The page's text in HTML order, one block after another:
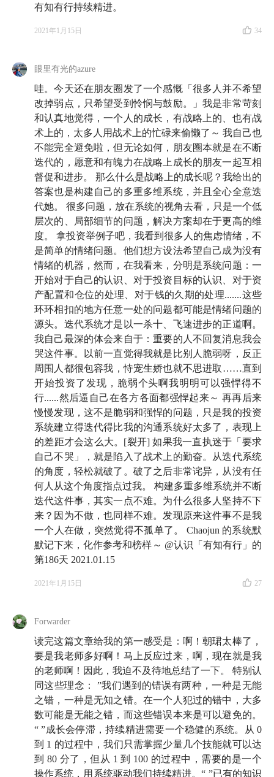
有知有行持续精进。
2021年1月15日 34
眼里有光的azure
哇。今天还在朋友圈发了一个感慨「很多人并不希望
改掉弱点，只希望受到怜悯与鼓励。」我是非常苛刻
和认真地觉得，一个人的成长，有战略上的、也有战
术上的，太多人用战术上的忙碌来偷懒了～ 我自己也
不能完全避免啦，但无论如何，朋友圈本就是在不断
迭代的，愿意和有魄力在战略上成长的朋友一起互相
督促和进步。 那么什么是战略上的成长呢？我给出的
答案也是构建自己的多重多维系统，并且全心全意迭
代她。 很多问题，放在系统的视角去看，只是一个低
层次的、局部细节的问题，解决方案却在于更高的维
度。 拿投资举例子吧，我看到很多人的焦虑情绪，不
是简单的情绪问题。他们想方设法希望自己成为没有
情绪的机器，然而，在我看来，分明是系统问题：一
开始对于自己的认识、对于投资目标的认识、对于资
产配置和仓位的处理、对于钱的久期的处理.......这些
环环相扣的地方任意一处的问题都可能是情绪问题的
源头。迭代系统才是以一杀十、飞速进步的正道啊。
我自己最深的体会来自于：重要的人不回复消息我会
哭这件事。以前一直觉得我就是比别人脆弱呀，反正
周围人都很包容我，恃宠生娇也就不思进取……直到
开始投资了发现，脆弱个头啊我明明可以强悍得不
行......然后逼自己在各方各面都强悍起来～ 再再后来
慢慢发现，这不是脆弱和强悍的问题，只是我的投资
系统建立得迭代得比我的沟通系统好太多了，表现上
的差距才会这么大。[裂开] 如果我一直执迷于「要求
自己不哭」，就是陷入了战术上的勤奋。从迭代系统
的角度，轻松就破了。破了之后非常诧异，从没有任
何人从这个角度指点过我。 构建多重多维系统并不断
迭代这件事，其实一点不难。为什么很多人坚持不下
来？因为不做，也同样不难。发现原来这件事不是我
一个人在做，突然觉得不孤单了。 Chaojun 的系统默
默记下来，化作参考和榜样～ @认识「有知有行」的
第186天 2021.01.15
2021年1月15日 27
Forwarder
读完这篇文章给我的第一感受是：啊！朝珺太棒了，
要是我老师多好啊！马上反应过来，啊，现在就是我
的老师啊！因此，我迫不及待地总结了一下。 特别认
同这些理念： ”我们遇到的错误有两种，一种是无能
之错，一种是无知之错。在一个人犯过的错中，大多
数可能是无能之错，而这些错误本来是可以避免的。
“ ”成长会停滞，持续精进需要一个稳健的系统。从 0
到 1 的过程中，我们只需掌握少量几个技能就可以达
到 80 分了，但从 1 到 100 的过程中，需要的是一个
操作系统，用系统驱动我们持续精进。“ ”已有的知识